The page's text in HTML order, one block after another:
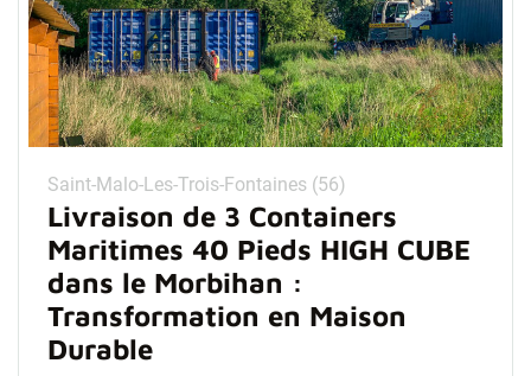
Saint-Malo-Les-Trois-Fontaines (56)
Livraison de 3 Containers
Maritimes 40 Pieds HIGH CUBE
dans le Morbihan :
Transformation en Maison
Durable